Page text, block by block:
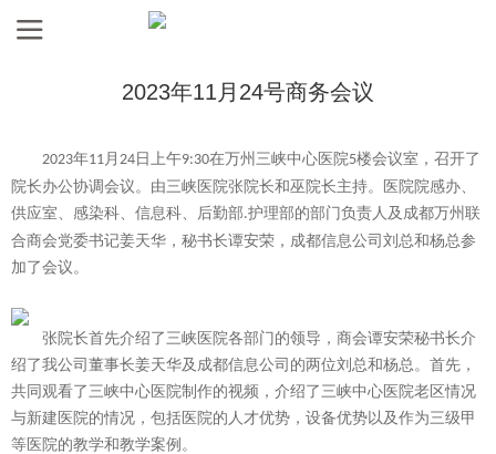
2023年11月24号商务会议
2023年11月 24 日上午9:30在万州三峡中心医院5楼会议室，召开了
院长办公协调会议。 由三峡医院张院长和巫院长主持。医院院感办、
供应室、感染科、信息科、后勤部.护理部的部门负责人及成都万州联
合商会党委书记姜天华，秘书长谭安荣 ， 成都信息公司刘 总和杨总参
加了会议。
张院长首先介绍了三峡医院各部门的领导，商会谭安荣秘书长介
绍了我公司董事长姜天华及 成都信息公司的两位刘 总和杨总。首先 ，
共同观看了三峡中心医院制作的视频，介绍了三峡中心医院老区情况
与新建医院的情况，包括医院的人才优势，设备优势以及作为三级甲
等医院的教学和教学案例。